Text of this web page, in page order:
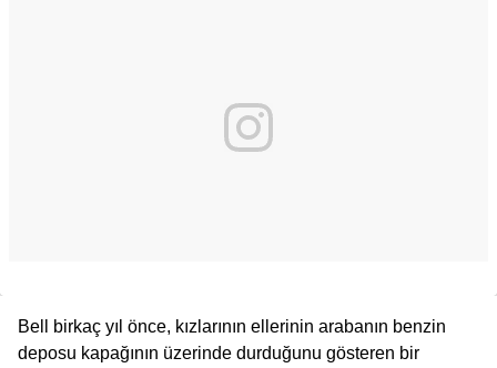
Bell birkaç yıl önce, kızlarının ellerinin arabanın benzin
deposu kapağının üzerinde durduğunu gösteren bir